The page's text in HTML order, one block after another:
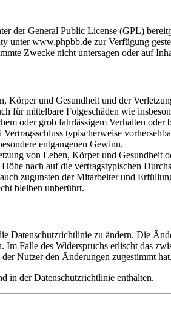
der General Public License (GPL)
unter www.phpbb.de zur Verfügung
Zwecke nicht untersagen oder auf
Körper und Gesundheit und der
für mittelbare Folgeschäden wie
oder grob fahrlässigem Verhalten
typischerweise
entgangenen Gewinn.
von Leben, Körper und Gesundheit
nach auf die vertragstypischen
zugunsten der Mitarbeiter und
bleiben unberührt.
Datenschutzrichtlinie zu ändern. Die
Falle des Widerspruchs erlischt das
Nutzer den Änderungen zugestimmt hat.
in der Datenschutzrichtlinie enthalten.